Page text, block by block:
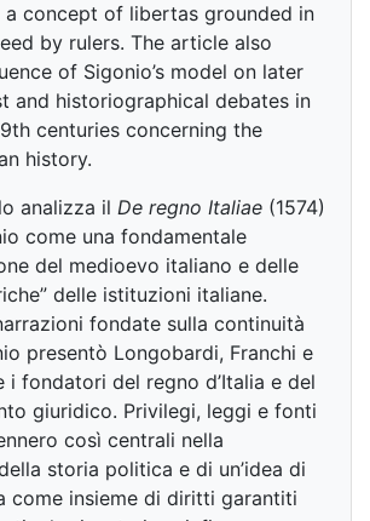
concept of libertas grounded in
by rulers. The article also
of Sigonio’s model on later
and historiographical debates in
centuries concerning the
history.
analizza il De regno Italiae (1574)
come una fondamentale
del medioevo italiano e delle
delle istituzioni italiane.
fondate sulla continuità
presentò Longobardi, Franchi e
i fondatori del regno d’Italia e del
giuridico. Privilegi, leggi e fonti
così centrali nella
storia politica e di un’idea di
come insieme di diritti garantiti